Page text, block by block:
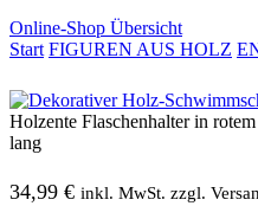
Online-Shop Übersicht
Start FIGUREN AUS HOLZ
Holzente Flaschenhalter in
lang
34,99 € inkl. MwSt. zzgl.